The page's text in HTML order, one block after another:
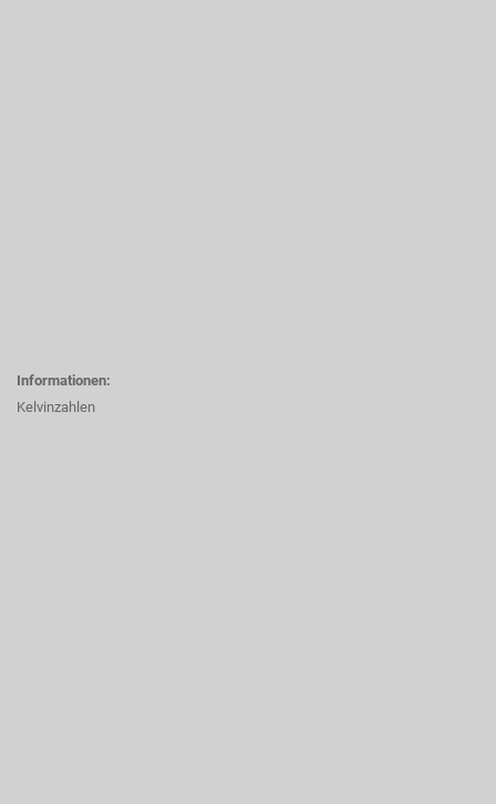
Informationen:
Kelvinzahlen